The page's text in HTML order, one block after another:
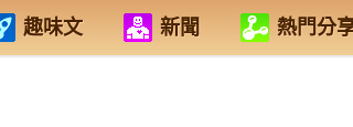
趣味文 新聞 熱門分